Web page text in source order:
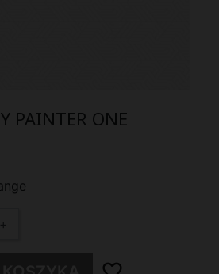
PAINTER ONE
+